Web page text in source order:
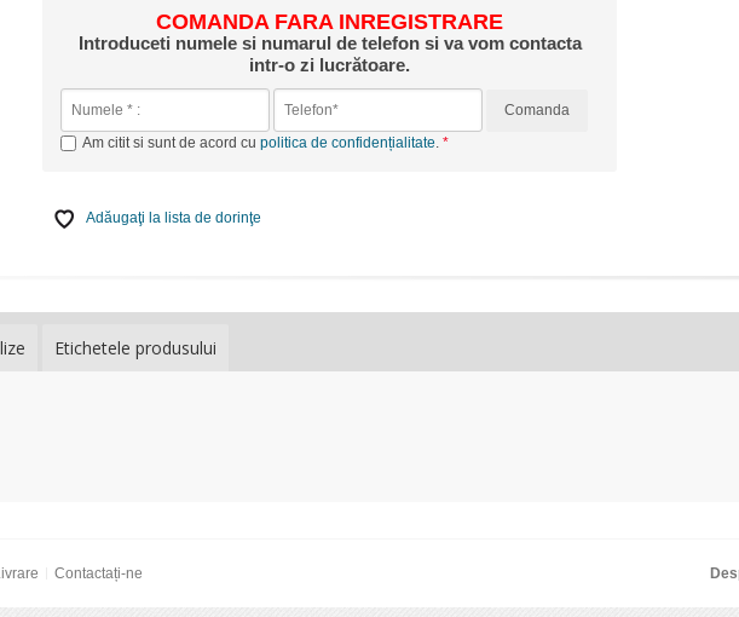
COMANDA FARA INREGISTRARE
Introduceti numele si numarul de telefon si va vom contacta
intr-o zi lucrătoare.
Comanda
Am citit si sunt de acord cupolitica de confidențialitate.
Adăugaţi la lista de dorinţe
Etichetele produsului
Contactați-ne